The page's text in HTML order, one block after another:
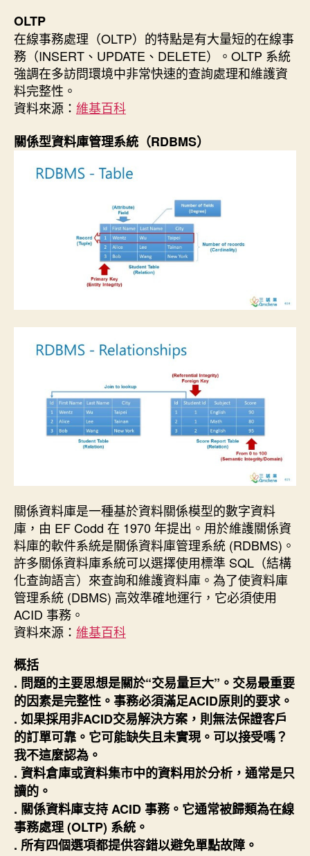
OLTP
在線事務處理（OLTP）的特點是有大量短的在線事
務（INSERT、UPDATE、DELETE）。OLTP 系統
強調在多訪問環境中非常快速的查詢處理和維護資
料完整性。
資料來源： 維基百科
關係型資料庫管理系統（RDBMS）
關係資料庫是一種基於資料關係模型的數字資料
庫，由 EF Codd 在 1970 年提出。用於維護關係資
料庫的軟件系統是關係資料庫管理系統 (RDBMS)。
許多關係資料庫系統可以選擇使用標準 SQL（結構
化查詢語言）來查詢和維護資料庫。為了使資料庫
管理系統 (DBMS) 高效準確地運行，它必須使用
ACID 事務。
資料來源： 維基百科
概括
. 問題的主要思想是關於“交易量巨大”。交易最重要
的因素是完整性。事務必須滿足ACID原則的要求。
. 如果採用非ACID交易解決方案，則無法保證客戶
的訂單可靠。它可能缺失且未實現。可以接受嗎？
我不這麼認為。
. 資料倉庫或資料集市中的資料用於分析，通常是只
讀的。
. 關係資料庫支持 ACID 事務。它通常被歸類為在線
事務處理 (OLTP) 系統。
. 所有四個選項都提供容錯以避免單點故障。